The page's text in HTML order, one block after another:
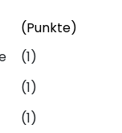
(Punkte)
(1)
(1)
(1)